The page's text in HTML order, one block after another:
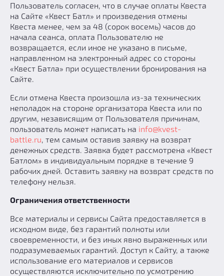
Пользователь согласен, что в случае оплаты Квеста
на Сайте «Квест Батл» и произведения отмены
Квеста менее, чем за 48 (сорок восемь) часов до
начала сеанса, оплата Пользователю не
возвращается, если иное не указано в письме,
направленном на электронный адрес со стороны
«Квест Батла» при осуществлении бронирования на
Сайте.
Если отмена Квеста произошла из-за технических
неполадок на стороне организатора Квеста или по
другим, независящим от Пользователя причинам,
пользователь может написать на info@kvest-
battle.ru, тем самым оставив заявку на возврат
денежных средств. Заявка будет рассмотрена «Квест
Батлом» в индивидуальным порядке в течение 9
рабочих дней. Оставить заявку на возврат средств по
телефону нельзя.
Ограничения ответственности
Все материалы и сервисы Сайта предоставляется в
исходном виде, без гарантий полноты или
своевременности, и без иных явно выраженных или
подразумеваемых гарантий. Доступ к Сайту, а также
использование его материалов и сервисов
осуществляются исключительно по усмотрению